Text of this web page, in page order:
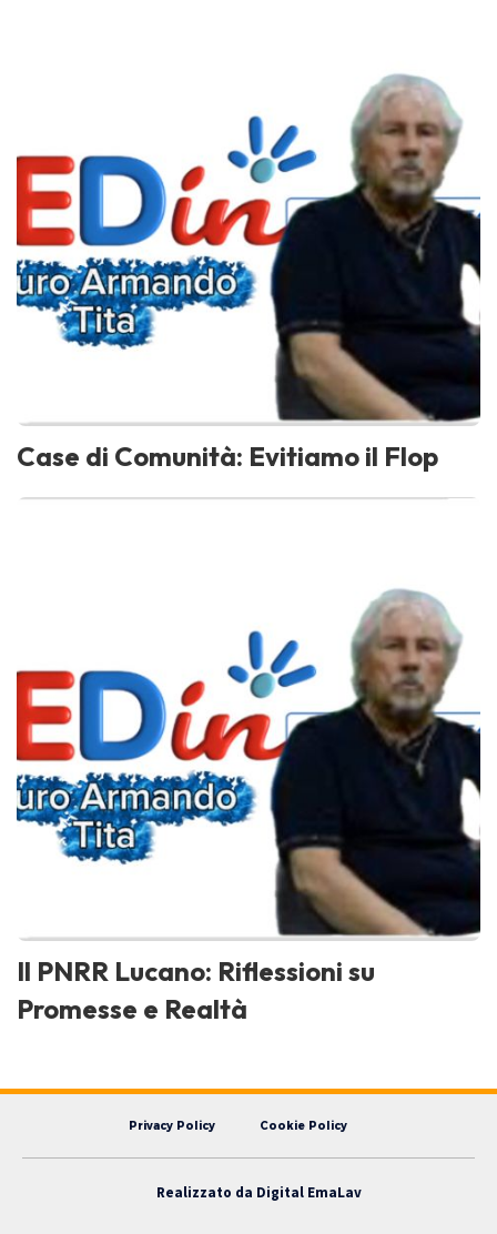
Case di Comunità: Evitiamo il Flop
Il PNRR Lucano: Riflessioni su
Promesse e Realtà
Privacy Policy Cookie Policy
Realizzato da Digital EmaLav